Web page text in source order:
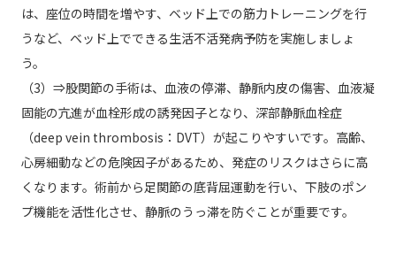
は、座位の時間を増やす、ベッド上での筋力トレーニングを行
うなど、ベッド上でできる生活不活発病予防を実施しましょ
う。
（3）⇒股関節の手術は、血液の停滞、静脈内皮の傷害、血液凝
固能の亢進が血栓形成の誘発因子となり、深部静脈血栓症
（deep vein thrombosis：DVT）が起こりやすいです。高齢、
心房細動などの危険因子があるため、発症のリスクはさらに高
くなります。術前から足関節の底背屈運動を行い、下肢のポン
プ機能を活性化させ、静脈のうっ滞を防ぐことが重要です。